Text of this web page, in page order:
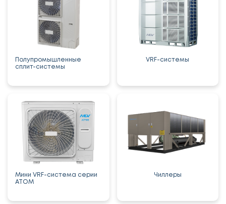
Полупромышленные
сплит-системы
VRF-системы
Мини VRF-система серии
ATOM
Чиллеры